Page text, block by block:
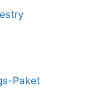
Paket